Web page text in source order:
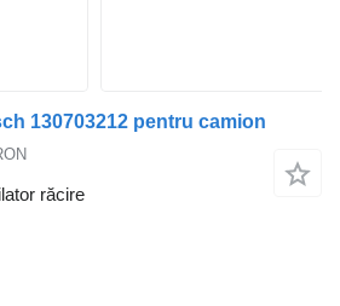
130703212 pentru camion
răcire